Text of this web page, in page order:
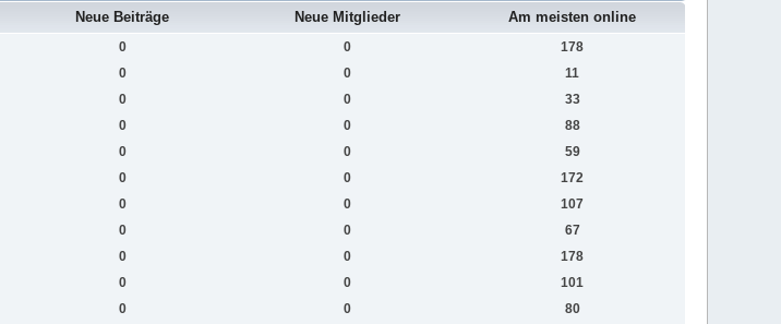
Neue Beiträge Neue Mitglieder Am meisten online
0 0
178
0 0
11
0 0
33
0 0
88
0 0
59
0 0
172
0 0
107
0 0
67
0 0
178
0 0
101
0 0
80